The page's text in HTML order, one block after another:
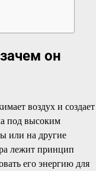
он
воздух и создает
под высоким
или на другие
лежит принцип
его энергию для